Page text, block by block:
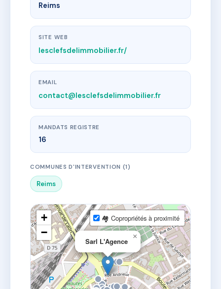
Reims
SITE WEB
lesclefsdelimmobilier.fr/
EMAIL
contact@lesclefsdelimmobilier.fr
MANDATS REGISTRE
16
COMMUNES D'INTERVENTION (1)
Reims
Sarl L'Agence
×
+
−
🏘 Copropriétés à proximité